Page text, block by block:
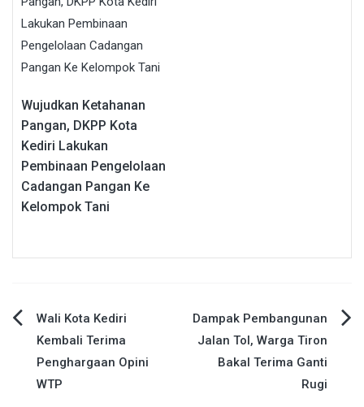
Wujudkan Ketahanan
Pangan, DKPP Kota
Kediri Lakukan
Pembinaan Pengelolaan
Cadangan Pangan Ke
Kelompok Tani
Navigasi
pos
Wali Kota Kediri
Kembali Terima
Penghargaan Opini
WTP
Dampak Pembangunan
Jalan Tol, Warga Tiron
Bakal Terima Ganti
Rugi